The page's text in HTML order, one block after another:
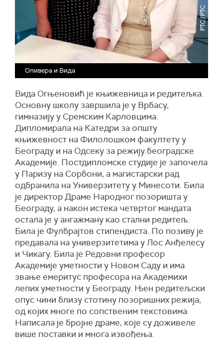
Оливера и Вида
Вида Огњеновић је књижевница и редитељка.
Основну школу завршила је у Врбасу,
гимназију у Сремским Карловцима.
Дипломирала на Катедри за општу
књижевност на Филолошком факултету у
Београду и на Одсеку за режију београдске
Академије. Постдипломске студије је започела
у Паризу на Сорбони, а магистарски рад
одбранила на Универзитету у Минесоти. Била
је директор Драме Народног позоришта у
Београду, а након истека четвртог мандата
остала је у ангажману као стални редитељ.
Била је Фулбрајтов стипендиста. По позиву је
предавала на универзитетима у Лос Анђелесу
и Чикагу. Била је Редовни професор
Академије уметности у Новом Саду и има
звање емеритус професора на Академихи
лепих уметности у Београду. Њен редитељски
опус чини близу стотину позоришних режија,
од којих многе по сопственим текстовима.
Написала је бројне драме, које су доживеле
више поставки и многа извођења.